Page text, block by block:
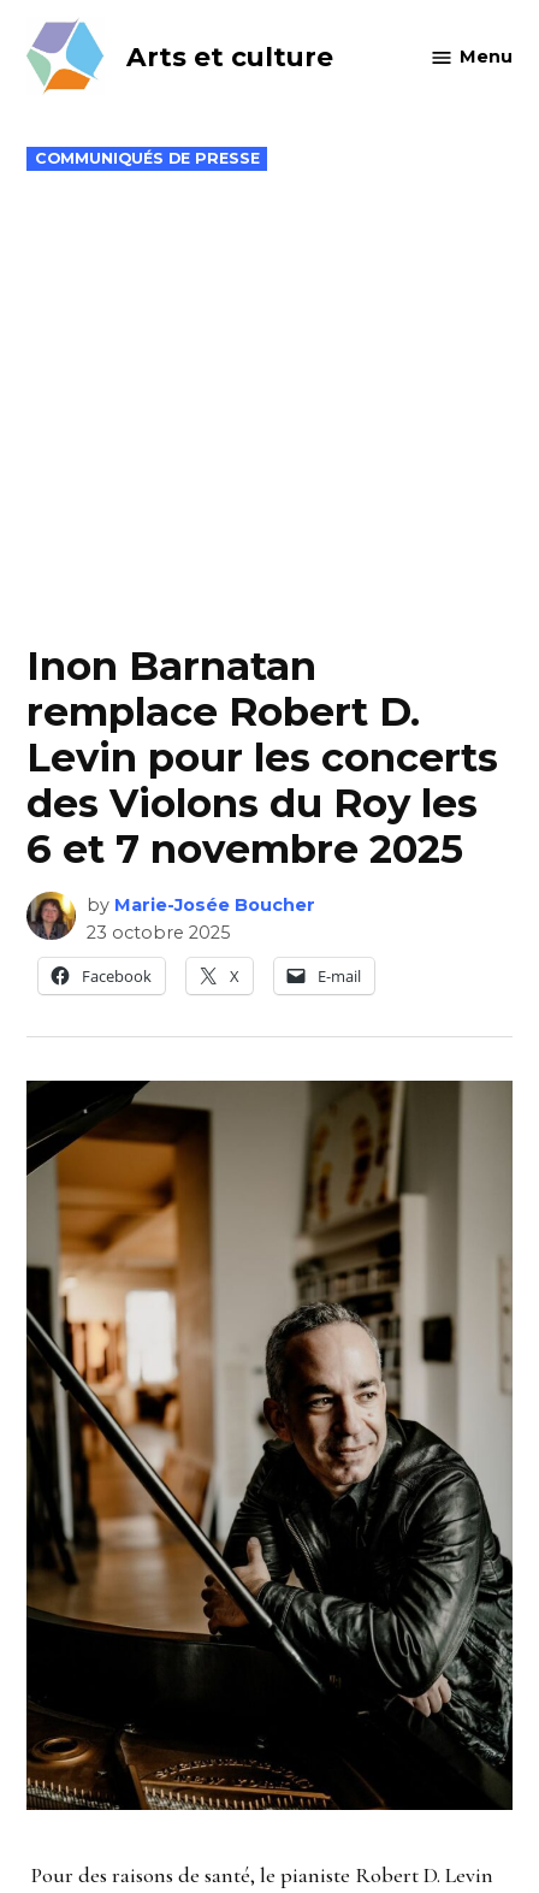
content
Arts et culture Menu
POSTED
IN
COMMUNIQUÉS DE PRESSE
Inon Barnatan
remplace Robert D.
Levin pour les concerts
des Violons du Roy les
6 et 7 novembre 2025
by Marie-Josée Boucher
23 octobre 2025
Facebook
X E-mail
Pour des raisons de santé, le pianiste Robert D. Levin